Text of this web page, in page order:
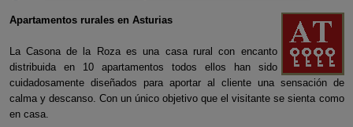
Apartamentos rurales en Asturias
La Casona de la Roza es una casa rural con encanto
distribuida en 10 apartamentos todos ellos han sido
cuidadosamente diseñados para aportar al cliente una sensación de
calma y descanso. Con un único objetivo que el visitante se sienta como
en casa.